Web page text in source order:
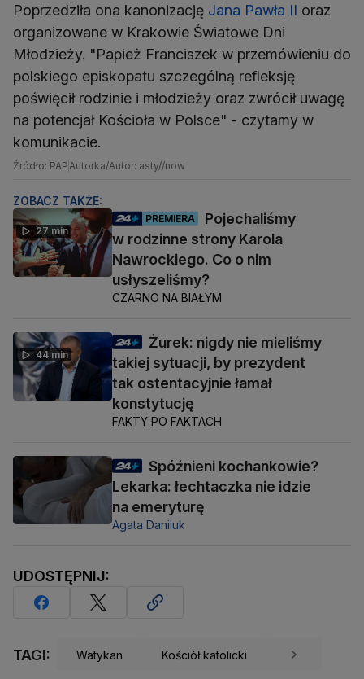
Poprzedziła ona kanonizację Jana Pawła II oraz
organizowane w Krakowie Światowe Dni
Młodzieży. "Papież Franciszek w przemówieniu do
polskiego episkopatu szczególną refleksję
poświęcił rodzinie i młodzieży oraz zwrócił uwagę
na potencjał Kościoła w Polsce" - czytamy w
komunikacie.
Źródło: PAPAutorka/Autor: asty//now
ZOBACZ TAKŻE:
27 min
PREMIERA
Pojechaliśmy
w rodzinne strony Karola
Nawrockiego. Co o nim
usłyszeliśmy?
CZARNO NA BIAŁYM
44 min
Żurek: nigdy nie mieliśmy
takiej sytuacji, by prezydent
tak ostentacyjnie łamał
konstytucję
FAKTY PO FAKTACH
Spóźnieni kochankowie?
Lekarka: łechtaczka nie idzie
na emeryturę
Agata Daniluk
UDOSTĘPNIJ:
TAGI: Watykan Kościół katolicki